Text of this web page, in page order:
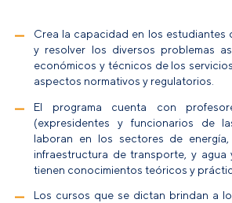
Crea la capacidad en los estudiantes
y resolver los diversos problemas
económicos y técnicos de los
aspectos normativos y regulatorios.
El programa cuenta con
(expresidentes y funcionarios de
laboran en los sectores de energía,
infraestructura de transporte, y agua
tienen conocimientos teóricos y
Los cursos que se dictan brindan a